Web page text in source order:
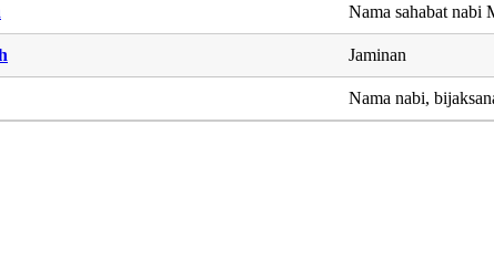
Nama sahabat nabi
Jaminan
Nama nabi,